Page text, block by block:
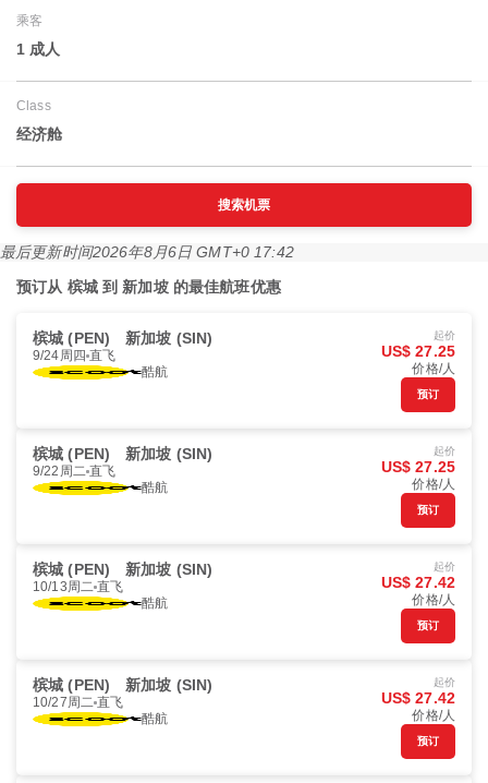
乘客
1 成人
Class
经济舱
搜索机票
最后更新时间2026年8月6日 GMT+0 17:42
预订从 槟城 到 新加坡 的最佳航班优惠
槟城 (PEN) 新加坡 (SIN)
9/24周四 直飞
酷航
起价
US$ 27.25
价格/人
预订
槟城 (PEN) 新加坡 (SIN)
9/22周二 直飞
酷航
起价
US$ 27.25
价格/人
预订
槟城 (PEN) 新加坡 (SIN)
10/13周二 直飞
酷航
起价
US$ 27.42
价格/人
预订
槟城 (PEN) 新加坡 (SIN)
10/27周二 直飞
酷航
起价
US$ 27.42
价格/人
预订